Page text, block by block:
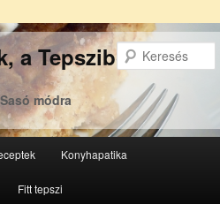
a Tepsziből
módra
Konyhapatika
Fitt tepszi